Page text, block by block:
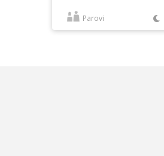
Parovi